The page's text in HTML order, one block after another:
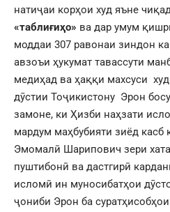
натиҷаи корҳои худ яъне
«таблиғиҳо» ва дар умум
моддаи 307 равонаи зиндон
авзоъи ҳукумат тавассути
медиҳад ва ҳаққи махсуси
дӯстии Тоҷикистону Эрон
замоне, ки Ҳизби наҳзати
мардум маҳбубияти зиёд касб
Эмомалӣ Шарипович зери
пуштибонӣ ва дастгирӣ
исломӣ ин муносибатҳои
ҷониби Эрон ба